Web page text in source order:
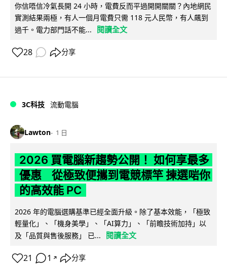
你信唔信冷氣長開 24 小時，電費反而平過開開關關？內地網民
實測結果兩極，有人一個月電費只需 118 元人民幣，有人飆到
過千。電力部門話不能...
閱讀全文
28 分享
3C科技 流動電腦
Lawton 1 日
2026 買電腦新趨勢公開！ 如何享最多
優惠 從極致便攜到電競標竿 揀選啱你
的高效能 PC
2026 年的電腦選購基準已經全面升級。除了基本效能，「極致
輕量化」、「機身美學」、「AI算力」、「前瞻技術加持」以
及「品質與售後服務」 已...
閱讀全文
21 1 ↗ 分享